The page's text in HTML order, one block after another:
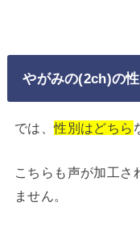
やがみの(2ch)の
では、性別はどちら
こちらも声が加工さ
ません。